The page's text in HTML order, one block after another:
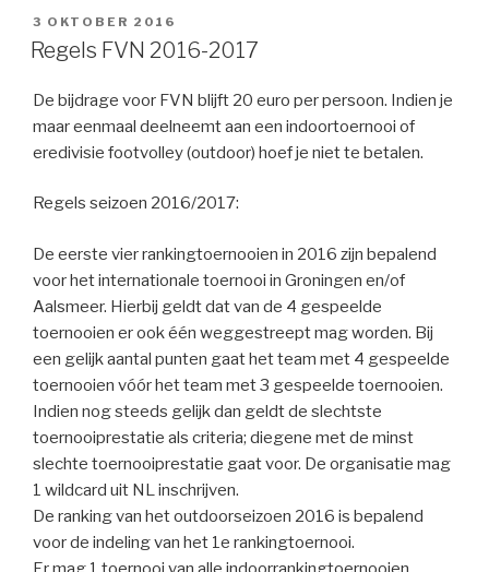
GEPLAATST
OP
3 OKTOBER 2016
Regels FVN 2016-2017
De bijdrage voor FVN blijft 20 euro per persoon. Indien je
maar eenmaal deelneemt aan een indoortoernooi of
eredivisie footvolley (outdoor) hoef je niet te betalen.
Regels seizoen 2016/2017:
De eerste vier rankingtoernooien in 2016 zijn bepalend
voor het internationale toernooi in Groningen en/of
Aalsmeer. Hierbij geldt dat van de 4 gespeelde
toernooien er ook één weggestreept mag worden. Bij
een gelijk aantal punten gaat het team met 4 gespeelde
toernooien vóór het team met 3 gespeelde toernooien.
Indien nog steeds gelijk dan geldt de slechtste
toernooiprestatie als criteria; diegene met de minst
slechte toernooiprestatie gaat voor. De organisatie mag
1 wildcard uit NL inschrijven.
De ranking van het outdoorseizoen 2016 is bepalend
voor de indeling van het 1e rankingtoernooi.